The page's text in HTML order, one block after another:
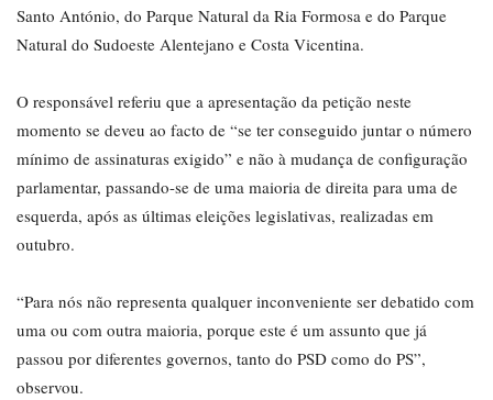
Santo António, do Parque Natural da Ria Formosa e do Parque
Natural do Sudoeste Alentejano e Costa Vicentina.
O responsável referiu que a apresentação da petição neste
momento se deveu ao facto de “se ter conseguido juntar o número
mínimo de assinaturas exigido” e não à mudança de configuração
parlamentar, passando-se de uma maioria de direita para uma de
esquerda, após as últimas eleições legislativas, realizadas em
outubro.
“Para nós não representa qualquer inconveniente ser debatido com
uma ou com outra maioria, porque este é um assunto que já
passou por diferentes governos, tanto do PSD como do PS”,
observou.